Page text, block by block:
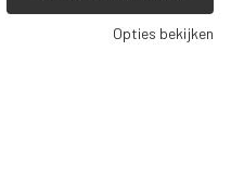
Opties bekijken